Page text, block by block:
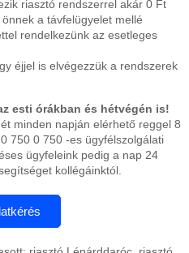
riasztó rendszerrel akár 0 Ft
a távfelügyelet mellé
rendelkezünk az esetleges
éjjel is elvégezzük a rendszerek
esti órákban és hétvégén is!
minden napján elérhető reggel 8
750 0 750 -es ügyfélszolgálati
ügyfeleink pedig a nap 24
kollégáinktól.